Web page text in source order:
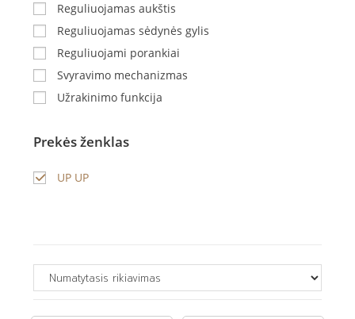
Reguliuojamas aukštis
Reguliuojamas sėdynės gylis
Reguliuojami porankiai
Svyravimo mechanizmas
Užrakinimo funkcija
Prekės ženklas
UP UP